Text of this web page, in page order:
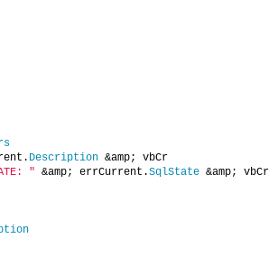
Description &amp; vbCr
" &amp; errCurrent.SqlState &amp; vbCr